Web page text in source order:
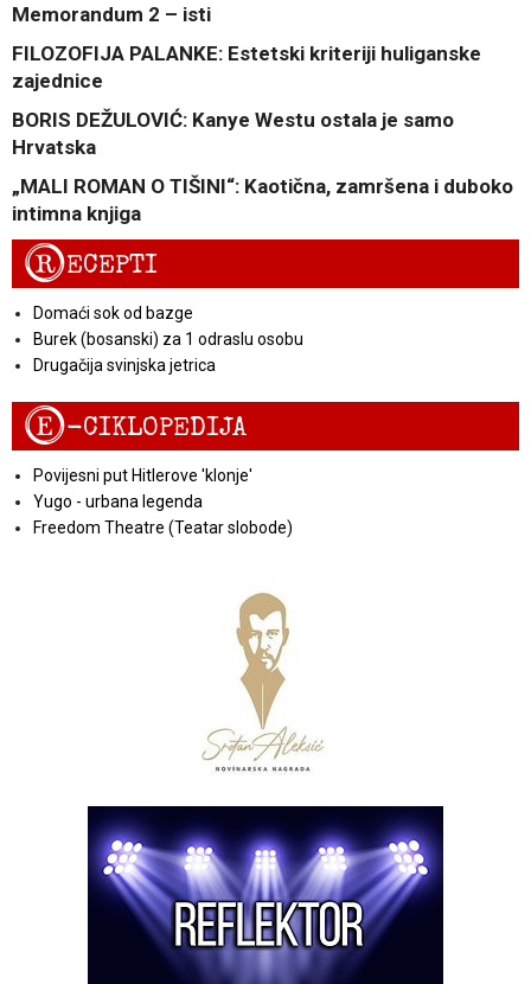
Memorandum 2 – isti
FILOZOFIJA PALANKE: Estetski kriteriji huliganske
zajednice
BORIS DEŽULOVIĆ: Kanye Westu ostala je samo
Hrvatska
„MALI ROMAN O TIŠINI“: Kaotična, zamršena i duboko
intimna knjiga
RECEPTI
Domaći sok od bazge
Burek (bosanski) za 1 odraslu osobu
Drugačija svinjska jetrica
E-CIKLOPEDIJA
Povijesni put Hitlerove 'klonje'
Yugo - urbana legenda
Freedom Theatre (Teatar slobode)